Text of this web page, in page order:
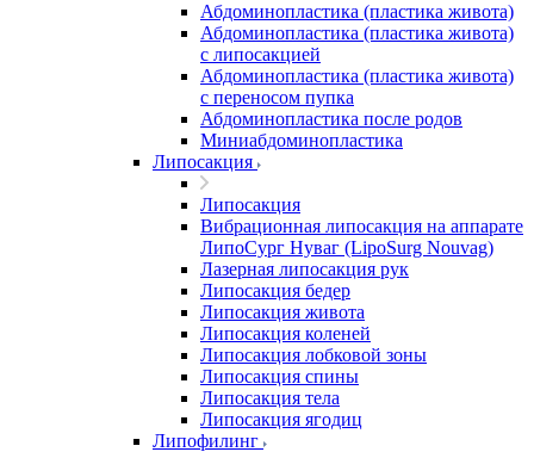
Абдоминопластика (пластика живота)
Абдоминопластика (пластика живота)
с липосакцией
Абдоминопластика (пластика живота)
с переносом пупка
Абдоминопластика после родов
Миниабдоминопластика
Липосакция
Липосакция
Вибрационная липосакция на аппарате
ЛипоСург Нуваг (LipoSurg Nouvag)
Лазерная липосакция рук
Липосакция бедер
Липосакция живота
Липосакция коленей
Липосакция лобковой зоны
Липосакция спины
Липосакция тела
Липосакция ягодиц
Липофилинг